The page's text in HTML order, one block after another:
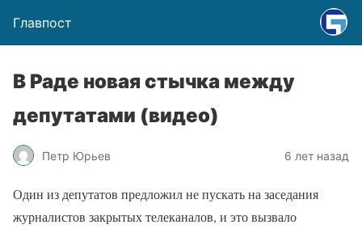
Главпост
В Раде новая стычка между
депутатами (видео)
Петр Юрьев 6 лет назад
Один из депутатов предложил не пускать на заседания
журналистов закрытых телеканалов, и это вызвало